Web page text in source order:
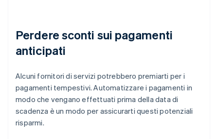
Perdere sconti sui pagamenti
anticipati
Alcuni fornitori di servizi potrebbero premiarti per i
pagamenti tempestivi. Automatizzare i pagamenti in
modo che vengano effettuati prima della data di
scadenza è un modo per assicurarti questi potenziali
risparmi.